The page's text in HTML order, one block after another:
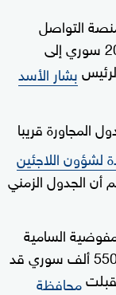
التواصل
الاجتماعي "إكس"، عاد حوالي 195 ألفا و200 سوري إلى
بشار الأسد
المجاورة قريبا
لشؤون اللاجئين
أن الجدول الزمني
السامية
للأمم المتحدة لشؤون اللاجئين أن أكثر من 550 ألف سوري قد
محافظة